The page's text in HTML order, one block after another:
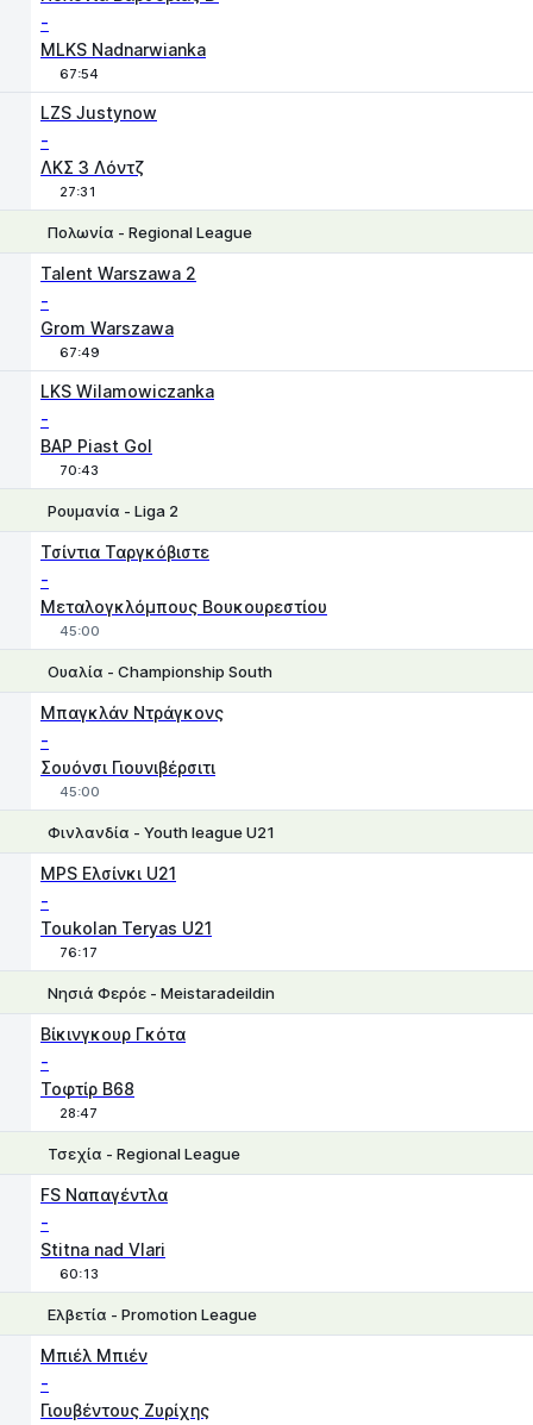
-
MLKS Nadnarwianka
67:54
LZS Justynow
-
ΛΚΣ 3 Λόντζ
27:31
Πολωνία - Regional League
Talent Warszawa 2
-
Grom Warszawa
67:49
LKS Wilamowiczanka
-
BAP Piast Gol
70:43
Ρουμανία - Liga 2
Τσίντια Ταργκόβιστε
-
Μεταλογκλόμπους Βουκουρεστίου
45:00
Ουαλία - Championship South
Μπαγκλάν Ντράγκονς
-
Σουόνσι Γιουνιβέρσιτι
45:00
Φινλανδία - Youth league U21
MPS Ελσίνκι U21
-
Toukolan Teryas U21
76:17
Νησιά Φερόε - Meistaradeildin
Βίκινγκουρ Γκότα
-
Τοφτίρ B68
28:47
Τσεχία - Regional League
FS Ναπαγέντλα
-
Stitna nad Vlari
60:13
Ελβετία - Promotion League
Μπιέλ Μπιέν
-
Γιουβέντους Ζυρίχης